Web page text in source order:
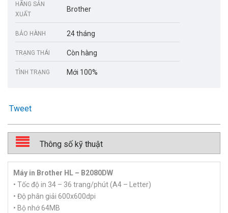
HÃNG SẢN
XUẤT
Brother
BẢO HÀNH 24 tháng
TRẠNG THÁI Còn hàng
TÌNH TRẠNG Mới 100%
Tweet
Thông số kỹ thuật
Máy in Brother HL – B2080DW
• Tốc độ in 34 – 36 trang/phút (A4 – Letter)
• Độ phân giải 600x600dpi
• Bộ nhớ 64MB